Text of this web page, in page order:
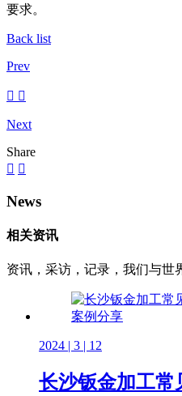
要求。
Back list
Prev
Next
Share
News
相关资讯
资讯，采访，记录，我们与世
2024 | 3 | 12
长沙钣金加工常